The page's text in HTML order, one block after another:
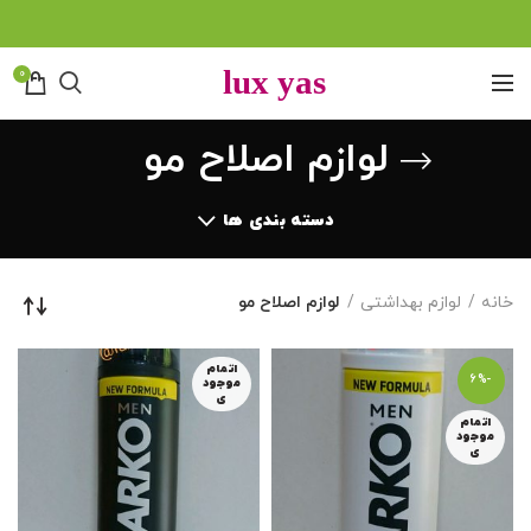
0
لوازم اصلاح مو
دسته بندی ها
خانه لوازم بهداشتی لوازم اصلاح مو
-6%
اتمام
موجود
ی
اتمام
موجود
ی